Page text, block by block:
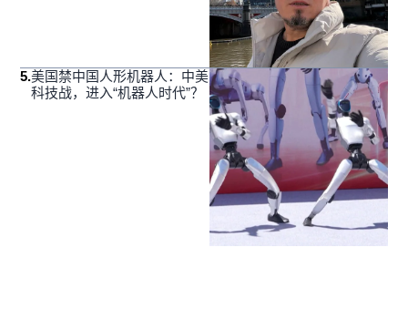
5.美国禁中国人形机器人：中美
科技战，进入“机器人时代”？